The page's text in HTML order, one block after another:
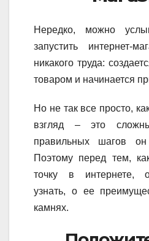
Нередко, можно
запустить интернет-
никакого труда:
товаром и начинается
Но не так все просто,
взгляд – это
правильных шагов
Поэтому перед тем,
точку в интернете,
узнать, о ее
камнях.